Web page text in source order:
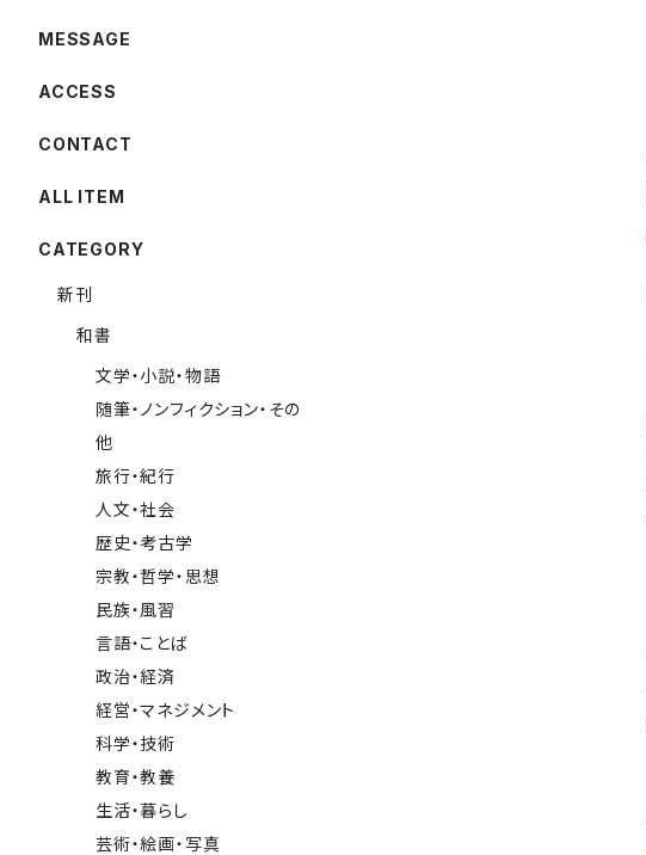
MESSAGE
ACCESS
CONTACT
ALL ITEM
CATEGORY
新刊
和書
文学・小説・物語
随筆・ノンフィクション・その
他
旅行・紀行
人文・社会
歴史・考古学
宗教・哲学・思想
民族・風習
言語・ことば
政治・経済
経営・マネジメント
科学・技術
教育・教養
生活・暮らし
芸術・絵画・写真